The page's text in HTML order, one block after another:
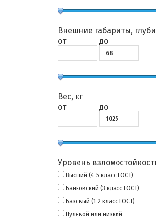
Внешние габариты,
от
до
Вес, кг
от
до
Уровень
Высший (4-5 класс ГОСТ)
Банковский (3 класс ГОСТ)
Базовый (1-2 класс ГОСТ)
Нулевой или низкий